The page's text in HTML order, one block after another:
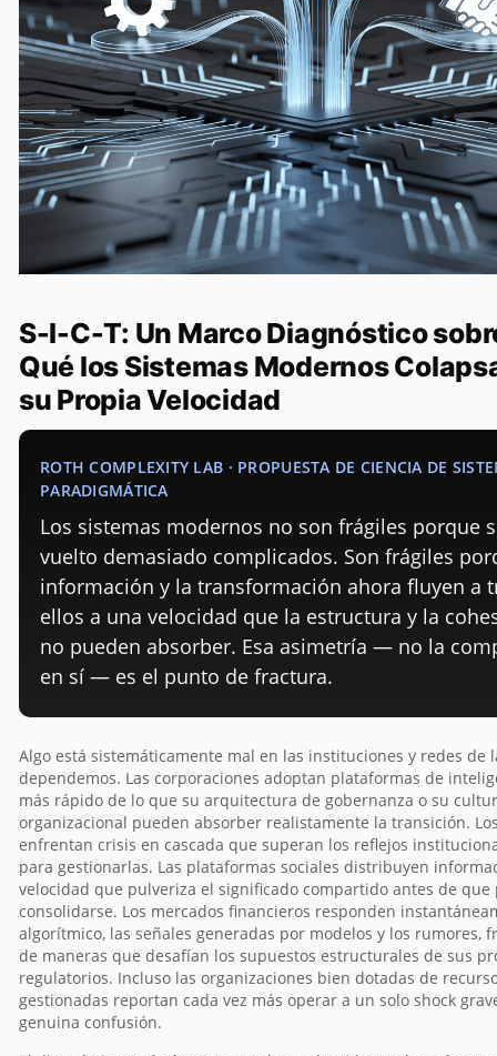
S-I-C-T: Un Marco Diagnóstico
Qué los Sistemas Modernos
su Propia Velocidad
ROTH COMPLEXITY LAB · PROPUESTA DE CIENCIA DE
PARADIGMÁTICA
Los sistemas modernos no son frágiles porque
vuelto demasiado complicados. Son frágiles
información y la transformación ahora fluyen a
ellos a una velocidad que la estructura y la
no pueden absorber. Esa asimetría — no la
en sí — es el punto de fractura.
Algo está sistemáticamente mal en las instituciones y redes de
dependemos. Las corporaciones adoptan plataformas de
más rápido de lo que su arquitectura de gobernanza o su
organizacional pueden absorber realistamente la transición.
enfrentan crisis en cascada que superan los reflejos
para gestionarlas. Las plataformas sociales distribuyen
velocidad que pulveriza el significado compartido antes de que
consolidarse. Los mercados financieros responden
algorítmico, las señales generadas por modelos y los rumores,
de maneras que desafían los supuestos estructurales de sus
regulatorios. Incluso las organizaciones bien dotadas de
gestionadas reportan cada vez más operar a un solo shock
genuina confusión.